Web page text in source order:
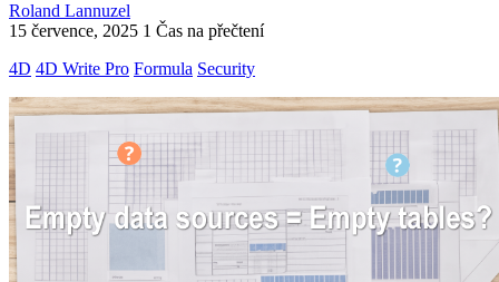
Roland Lannuzel
15 července, 2025 1 Čas na přečtení
4D 4D Write Pro Formula Security